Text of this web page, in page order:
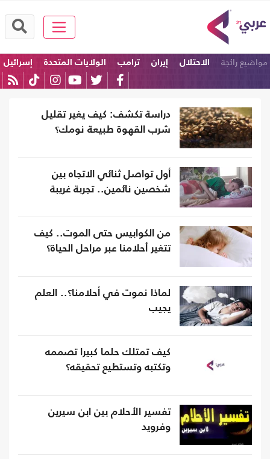
مواضيع رائجة الاحتلال إيران ترامب الولايات المتحدة
إسرائيل
دراسة تكشف: كيف يغير تقليل
شرب القهوة طبيعة نومك؟
أول تواصل ثنائي الاتجاه بين
شخصين نائمين.. تجربة غريبة
من الكوابيس حتى الموت.. كيف
تتغير أحلامنا عبر مراحل الحياة؟
لماذا نموت في أحلامنا؟.. العلم
يجيب
كيف تمتلك حلما كبيرا تصممه
وتكتبه وتستطيع تحقيقه؟
تفسير الأحلام بين ابن سيرين
وفرويد